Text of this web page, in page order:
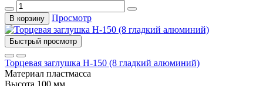
В корзину Просмотр
Быстрый просмотр
Торцевая заглушка Н-150 (8 гладкий алюминий)
Материал пластмасса
Высота 100 мм